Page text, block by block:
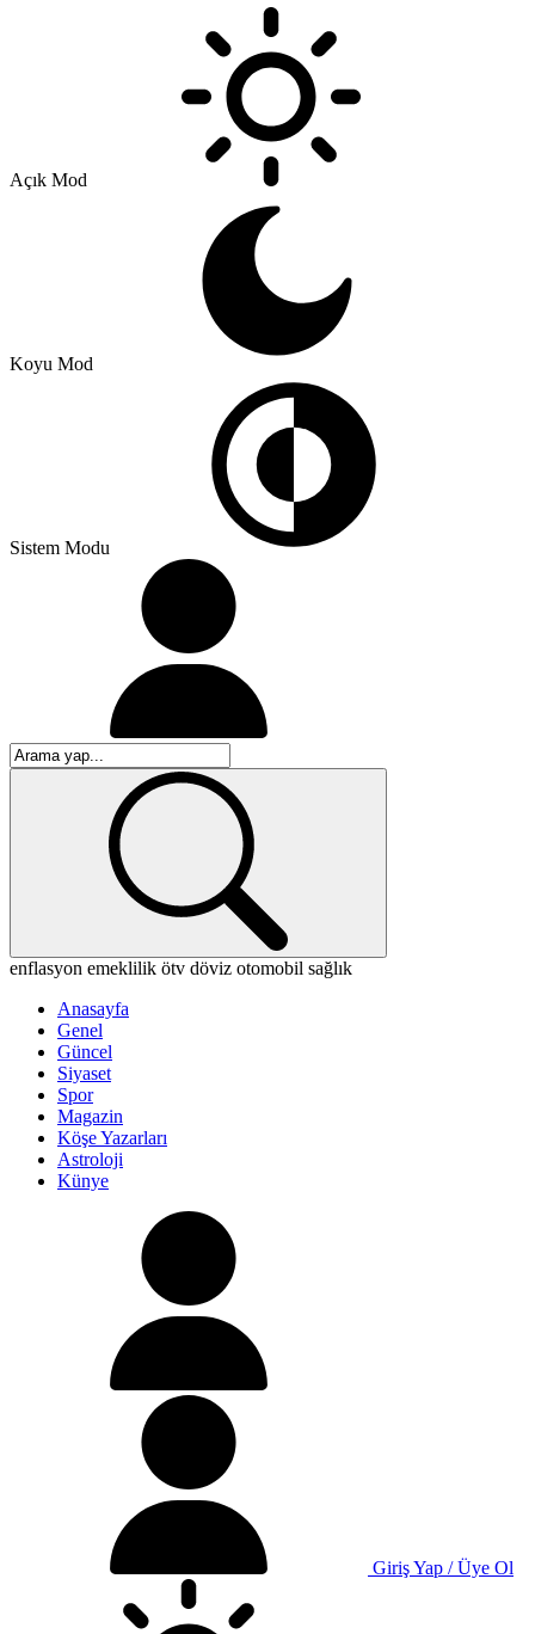
Açık Mod
Koyu Mod
Sistem Modu
enflasyon emeklilik ötv döviz otomobil sağlık
Anasayfa
Genel
Güncel
Siyaset
Spor
Magazin
Köşe Yazarları
Astroloji
Künye
Giriş Yap / Üye Ol